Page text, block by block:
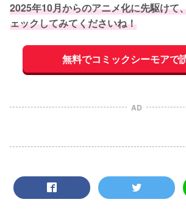
2025年10月からのアニメ化に先駆けて
ェックしてみてくださいね！
無料でコミックシーモアで
AD